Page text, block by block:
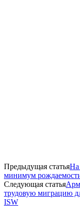
Предыдущая статьяНа
минимум
Следующая статья
трудовую миграцию
ISW